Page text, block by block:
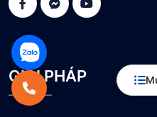
GIẢI PHÁP